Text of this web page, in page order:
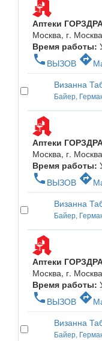
Аптеки
Москва, г.
Время работы:
phone ВЫЗОВ directions
Визанна
Байер,
Аптеки
Москва, г.
Время работы:
phone ВЫЗОВ directions
Визанна
Байер,
Аптеки
Москва, г.
Время работы:
phone ВЫЗОВ directions
Визанна
Байер,